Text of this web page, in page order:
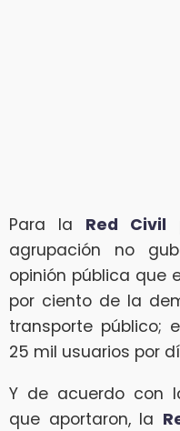
Para la Red Civil
agrupación no
opinión pública que
por ciento de la
transporte público;
25 mil usuarios por
Y de acuerdo con
que aportaron, la